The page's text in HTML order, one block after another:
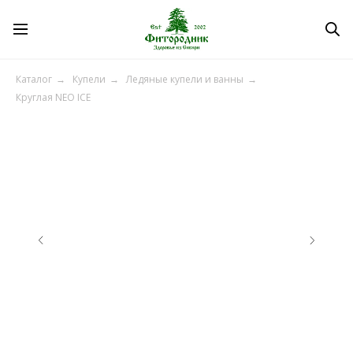
Каталог → Купели → Ледяные купели и ванны →
Круглая NEO ICE